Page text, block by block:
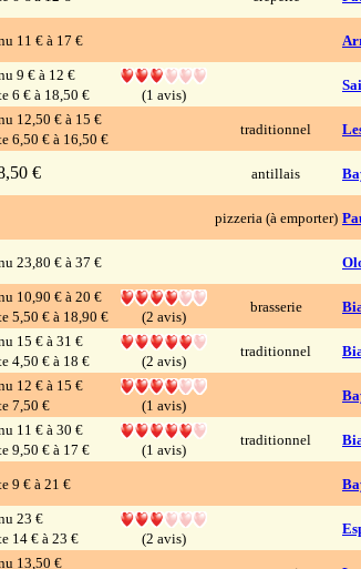
11 € à 17 €
9 € à 12 €
6 € à 18,50 €
(1 avis)
12,50 € à 15 €
6,50 € à 16,50 €
traditionnel
€ antillais
pizzeria (à emporter)
23,80 € à 37 €
10,90 € à 20 €
5,50 € à 18,90 €
(2 avis)
brasserie
15 € à 31 €
4,50 € à 18 €
(2 avis)
traditionnel
12 € à 15 €
7,50 €
(1 avis)
11 € à 30 €
9,50 € à 17 €
(1 avis)
traditionnel
9 € à 21 €
23 €
14 € à 23 €
(2 avis)
13,50 €